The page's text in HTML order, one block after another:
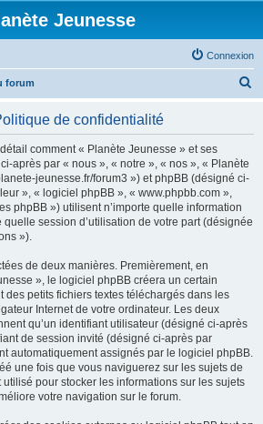
Jeunesse
Connexion
forum
de confidentialité
comment « Planète Jeunesse » et ses
après par « nous », « notre », « nos », « Planète
jeunesse.fr/forum3 ») et phpBB (désigné ci-
», « logiciel phpBB », « www.phpbb.com »,
phpBB ») utilisent n’importe quelle information
quelle session d’utilisation de votre part (désignée
»).
de deux manières. Premièrement, en
», le logiciel phpBB créera un certain
des petits fichiers textes téléchargés dans les
Internet de votre ordinateur. Les deux
qu’un identifiant utilisateur (désigné ci-après
de session invité (désigné ci-après par
automatiquement assignés par le logiciel phpBB.
une fois que vous naviguerez sur les sujets de
pour stocker les informations sur les sujets
votre navigation sur le forum.